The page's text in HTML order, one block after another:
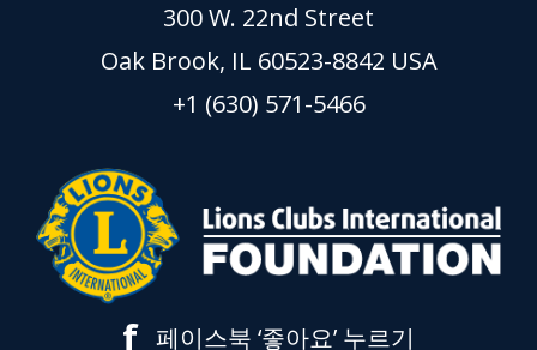
300 W. 22nd Street
Oak Brook, IL 60523-8842 USA
+1 (630) 571-5466
f 페이스북 ‘좋아요’ 누르기